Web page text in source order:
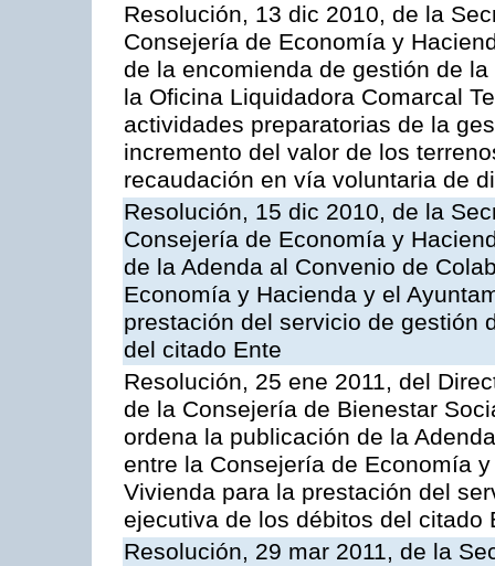
Resolución, 13 dic 2010, de la
Consejería de Economía y
de la encomienda de gestión de
la Oficina Liquidadora Comarcal
actividades preparatorias de la
incremento del valor de los
recaudación en vía voluntaria de
Resolución, 15 dic 2010, de la
Consejería de Economía y
de la Adenda al Convenio de
Economía y Hacienda y el
prestación del servicio de gestión
del citado Ente
Resolución, 25 ene 2011, del
de la Consejería de Bienestar
ordena la publicación de la
entre la Consejería de Economía
Vivienda para la prestación del
ejecutiva de los débitos del citado
Resolución, 29 mar 2011, de la